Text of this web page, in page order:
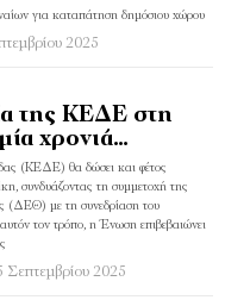
για καταπάτηση δημόσιου χώρου
2025
της ΚΕΔΕ στη
χρονιά…
(ΚΕΔΕ) θα δώσει και φέτος
συνδυάζοντας τη συμμετοχή της
(ΔΕΘ) με τη συνεδρίαση του
τον τρόπο, η Ένωση επιβεβαιώνει
Σεπτεμβρίου 2025